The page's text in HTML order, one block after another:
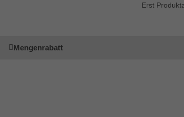
Erst
Mengenrabatt